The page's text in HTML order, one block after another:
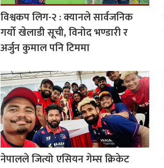
विश्वकप लिग-२ : क्यानले सार्वजनिक
गर्यो खेलाडी सूची, विनोद भण्डारी र
अर्जुन कुमाल पनि टिममा
नेपालले जित्यो एसियन गेम्स क्रिकेट